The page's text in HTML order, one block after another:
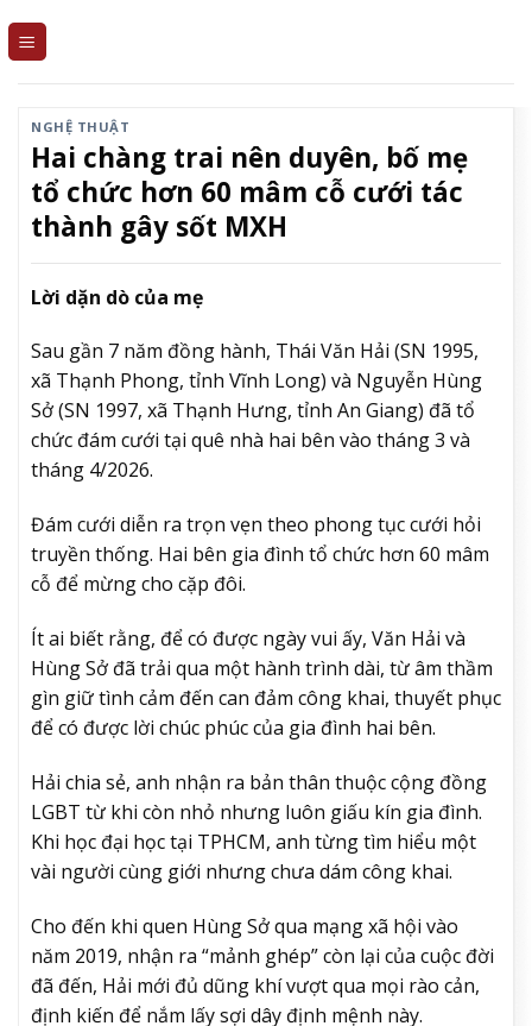
NGHỆ THUẬT
Hai chàng trai nên duyên, bố mẹ
tổ chức hơn 60 mâm cỗ cưới tác
thành gây sốt MXH
Lời dặn dò của mẹ
Sau gần 7 năm đồng hành, Thái Văn Hải (SN 1995,
xã Thạnh Phong, tỉnh Vĩnh Long) và Nguyễn Hùng
Sở (SN 1997, xã Thạnh Hưng, tỉnh An Giang) đã tổ
chức đám cưới tại quê nhà hai bên vào tháng 3 và
tháng 4/2026.
Đám cưới diễn ra trọn vẹn theo phong tục cưới hỏi
truyền thống. Hai bên gia đình tổ chức hơn 60 mâm
cỗ để mừng cho cặp đôi.
Ít ai biết rằng, để có được ngày vui ấy, Văn Hải và
Hùng Sở đã trải qua một hành trình dài, từ âm thầm
gìn giữ tình cảm đến can đảm công khai, thuyết phục
để có được lời chúc phúc của gia đình hai bên.
Hải chia sẻ, anh nhận ra bản thân thuộc cộng đồng
LGBT từ khi còn nhỏ nhưng luôn giấu kín gia đình.
Khi học đại học tại TPHCM, anh từng tìm hiểu một
vài người cùng giới nhưng chưa dám công khai.
Cho đến khi quen Hùng Sở qua mạng xã hội vào
năm 2019, nhận ra “mảnh ghép” còn lại của cuộc đời
đã đến, Hải mới đủ dũng khí vượt qua mọi rào cản,
định kiến để nắm lấy sợi dây định mệnh này.